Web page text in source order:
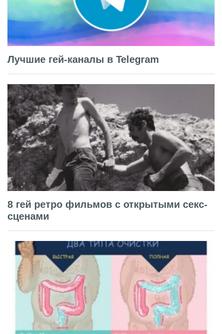
Лучшие гей-каналы в Telegram
8 гей ретро фильмов с открытыми секс-
сценами